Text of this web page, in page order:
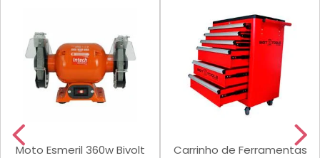
Moto Esmeril 360w Bivolt
Carrinho de Ferramentas